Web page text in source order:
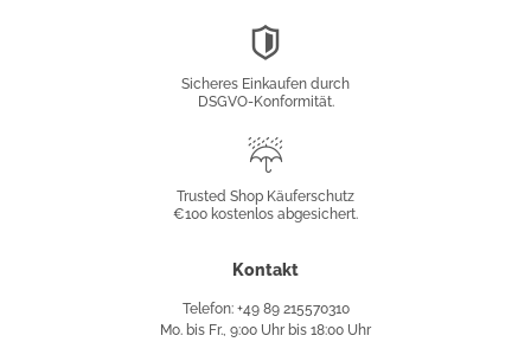
Sicheres Einkaufen durch
DSGVO-Konformität.
Käuferschutz
Trusted Shop Käuferschutz
€100 kostenlos abgesichert.
Kontakt
Telefon: +49 89 215570310
Mo. bis Fr., 9:00 Uhr bis 18:00 Uhr